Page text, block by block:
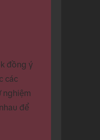
đồng ý
các
nghiệm
để